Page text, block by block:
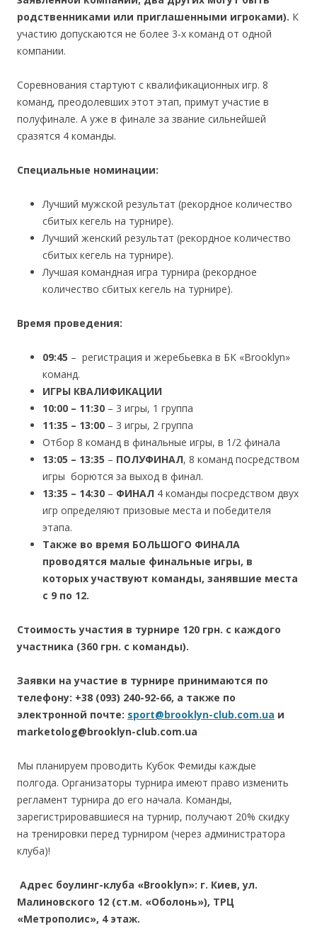
родственниками или приглашенными игроками). К
участию допускаются не более 3-х команд от одной
компании.
Соревнования стартуют с квалификационных игр. 8
команд, преодолевших этот этап, примут участие в
полуфинале. А уже в финале за звание сильнейшей
сразятся 4 команды.
Специальные номинации:
Лучший мужской результат (рекордное количество
сбитых кегель на турнире).
Лучший женский результат (рекордное количество
сбитых кегель на турнире).
Лучшая командная игра турнира (рекордное
количество сбитых кегель на турнире).
Время проведения:
09:45 – регистрация и жеребьевка в БК «Brooklyn»
команд.
ИГРЫ КВАЛИФИКАЦИИ
10:00 – 11:30 – 3 игры, 1 группа
11:35 – 13:00 – 3 игры, 2 группа
Отбор 8 команд в финальные игры, в 1/2 финала
13:05 – 13:35 – ПОЛУФИНАЛ, 8 команд посредством
игры борются за выход в финал.
13:35 – 14:30 – ФИНАЛ 4 команды посредством двух
игр определяют призовые места и победителя
этапа.
Также во время БОЛЬШОГО ФИНАЛА
проводятся малые финальные игры, в
которых участвуют команды, занявшие места
с 9 по 12.
Стоимость участия в турнире 120 грн. с каждого
участника (360 грн. с команды).
Заявки на участие в турнире принимаются по
телефону: +38 (093) 240-92-66, а также по
электронной почте: sport@brooklyn-club.com.ua и
marketolog@brooklyn-club.com.ua
Мы планируем проводить Кубок Фемиды каждые
полгода. Организаторы турнира имеют право изменить
регламент турнира до его начала. Команды,
зарегистрировавшиеся на турнир, получают 20% скидку
на тренировки перед турниром (через администратора
клуба)!
Адрес боулинг-клуба «Brooklyn»: г. Киев, ул.
Малиновского 12 (ст.м. «Оболонь»), ТРЦ
«Метрополис», 4 этаж.